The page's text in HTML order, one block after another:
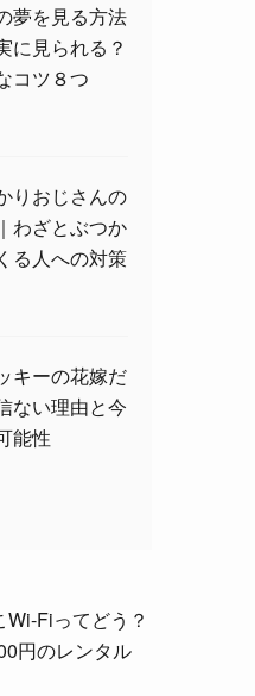
夢を見る方法
に見られる？
コツ８つ
りおじさんの
わざとぶつか
る人への対策
キーの花嫁だ
ない理由と今
能性
Wi-Fiってどう？
円のレンタル